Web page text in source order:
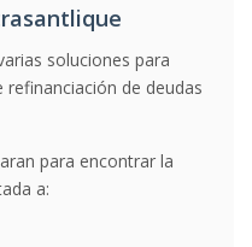
soluciones para
de deudas
para encontrar la
a: